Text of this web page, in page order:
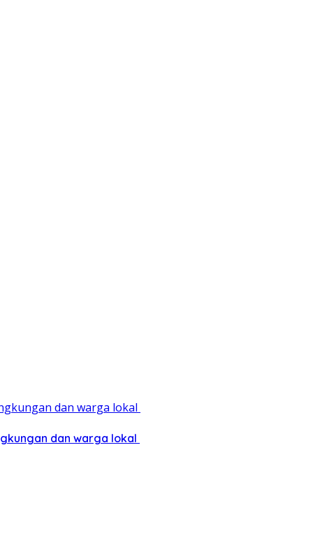
dan warga lokal